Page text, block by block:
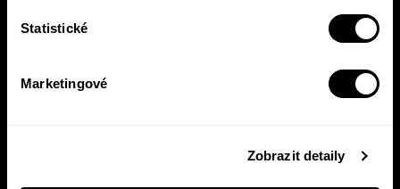
Statistické
Marketingové
Zobrazit detaily
Pasece šustne, ať už vás zajímá pohled do
zákulisí, novinky, nebo slevové akce.